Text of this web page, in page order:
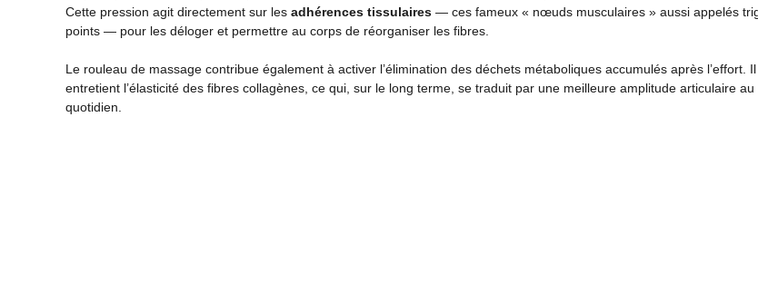
Cette pression agit directement sur les adhérences tissulaires — ces fameux « nœuds musculaires » aussi appelés
points — pour les déloger et permettre au corps de réorganiser les fibres.
Le rouleau de massage contribue également à activer l’élimination des déchets métaboliques accumulés après l’effort. Il
entretient l’élasticité des fibres collagènes, ce qui, sur le long terme, se traduit par une meilleure amplitude articulaire au
quotidien.